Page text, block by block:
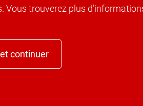
Vous trouverez plus
continuer